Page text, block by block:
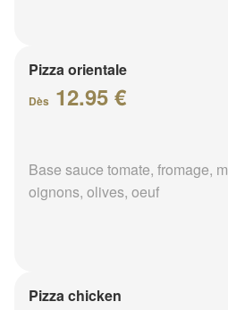
Pizza orientale
Dès 12.95 €
Base sauce tomate, fromage,
oignons, olives, oeuf
Pizza chicken